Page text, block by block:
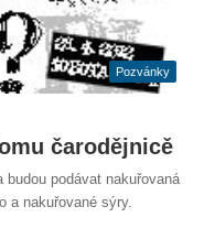
Pozvánky
čarodějnicě
podávat nakuřovaná
a nakuřované sýry.